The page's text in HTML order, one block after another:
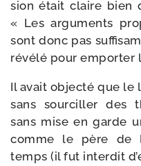
sion était claire bien
« Les argu­ments
sont donc pas
révé­lé pour empor­ter
Il avait objec­té que le
sans sour­ciller des
sans mise en garde
comme le père de
temps (il fut inter­dit